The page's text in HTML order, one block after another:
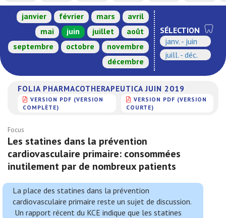
janvier février mars
avril
mai
juin juillet
août
septembre
octobre
novembre
décembre
SÉLECTION
janv. - juin
juill. - déc.
FOLIA PHARMACOTHERAPEUTICA JUIN 2019
VERSION PDF (VERSION
COMPLÈTE)
VERSION PDF (VERSION
COURTE)
Focus
Les statines dans la prévention
cardiovasculaire primaire: consommées
inutilement par de nombreux patients
La place des statines dans la prévention
cardiovasculaire primaire reste un sujet de discussion.
Un rapport récent du KCE indique que les statines